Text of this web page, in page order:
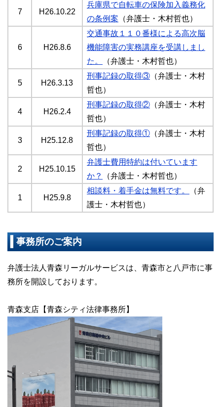
7 H26.10.22
兵庫県で自転車の保険加入義務化
の条例案 （弁護士・木村哲也）
6 H26.8.6
交通事故１１０番様による高次脳
機能障害の実務講座を受講しまし
た。
（弁護士・木村哲也）
5 H26.3.13
刑事記録の取得③ （弁護士・木村
哲也）
4 H26.2.4
刑事記録の取得② （弁護士・木村
哲也）
3 H25.12.8
刑事記録の取得① （弁護士・木村
哲也）
2 H25.10.15
弁護士費用特約は付いています
か？
（弁護士・木村哲也）
1 H25.9.8
相談料・着手金は無料です。
（弁
護士・木村哲也）
事務所のご案内
弁護士法人青森リーガルサービスは、青森市と八戸市に事
務所を開設しております。
青森支店【青森シティ法律事務所】